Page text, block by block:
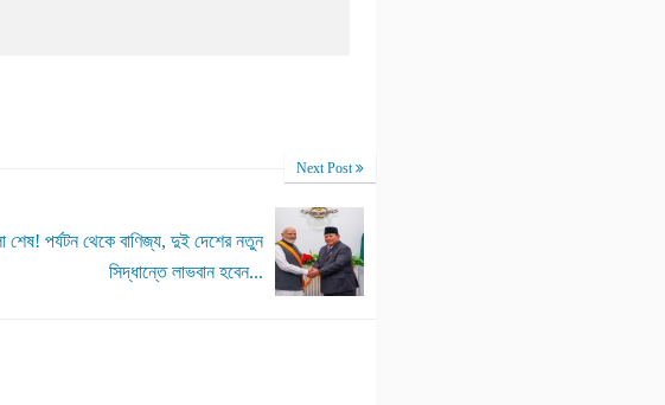
Next Post
শেষ! পর্যটন থেকে বাণিজ্য, দুই দেশের নতুন
সিদ্ধান্তে লাভবান হবেন...